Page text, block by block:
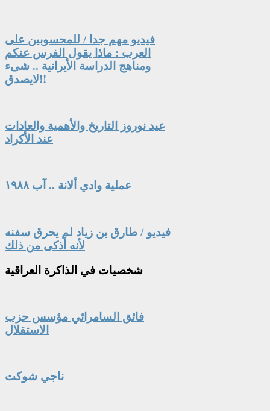
فيديو مهم جدا / للمحسوبين على
العرب : ماذا يقول الفرس عنكم
ومناهج الدراسة الأيرانية .. شىء
لايصدق!!
عيد نوروز التاريخ والأهمية والعادات
عند الأكراد
عملية وادي ألانة .. آب ١٩٨٨
فيديو / طارق بن زياد لم يحرق سفنه
لأنه أذكى من ذلك
شخصيات في الذاكرة العراقية
فائق السامرائي مؤسس حزب
الاستقلال
ناجي شوكت